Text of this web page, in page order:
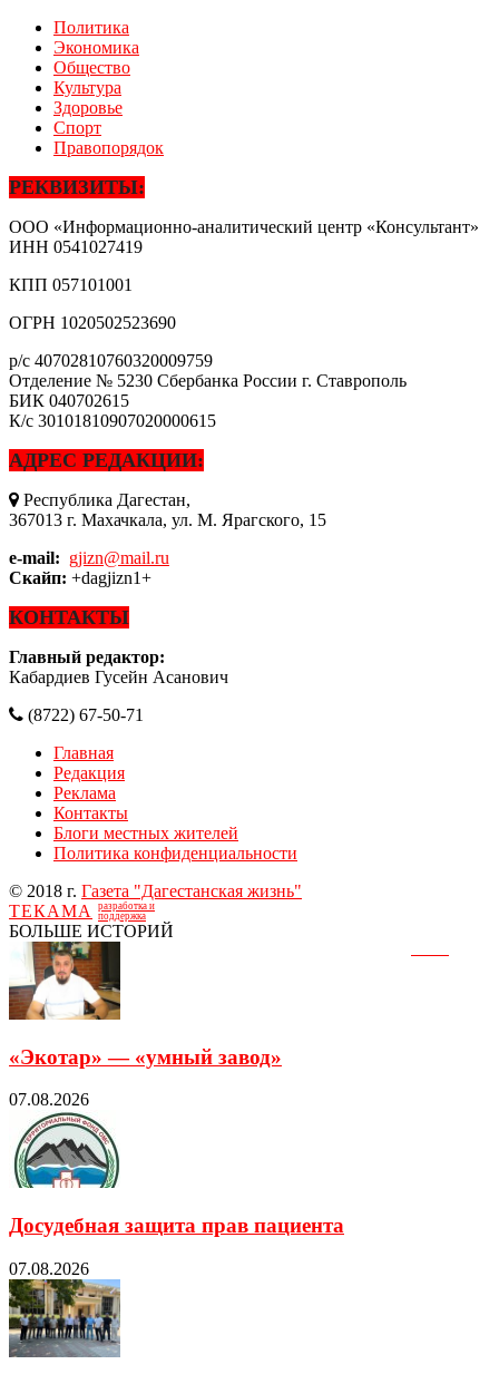
Политика
Экономика
Общество
Культура
Здоровье
Спорт
Правопорядок
РЕКВИЗИТЫ:
ООО «Информационно-аналитический центр «Консультант»
ИНН 0541027419
КПП 057101001
ОГРН 1020502523690
р/с 40702810760320009759
Отделение № 5230 Сбербанка России г. Ставрополь
БИК 040702615
К/с 30101810907020000615
АДРЕС РЕДАКЦИИ:
Республика Дагестан,
367013 г. Махачкала, ул. М. Ярагского, 15
e-mail: gjizn@mail.ru
Скайп: +dagjizn1+
КОНТАКТЫ
Главный редактор:
Кабардиев Гусейн Асанович
(8722) 67-50-71
Главная
Редакция
Реклама
Контакты
Блоги местных жителей
Политика конфиденциальности
© 2018 г. Газета "Дагестанская жизнь"
ТЕКАМА
разработка и
поддержка
БОЛЬШЕ ИСТОРИЙ
«Экотар» — «умный завод»
07.08.2026
Досудебная защита прав пациента
07.08.2026